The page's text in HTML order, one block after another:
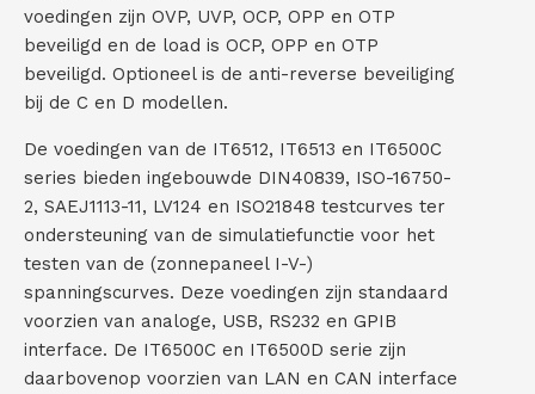
voedingen zijn OVP, UVP, OCP, OPP en OTP
beveiligd en de load is OCP, OPP en OTP
beveiligd. Optioneel is de anti-reverse beveiliging
bij de C en D modellen.
De voedingen van de IT6512, IT6513 en IT6500C
series bieden ingebouwde DIN40839, ISO-16750-
2, SAEJ1113-11, LV124 en ISO21848 testcurves ter
ondersteuning van de simulatiefunctie voor het
testen van de (zonnepaneel I-V-)
spanningscurves. Deze voedingen zijn standaard
voorzien van analoge, USB, RS232 en GPIB
interface. De IT6500C en IT6500D serie zijn
daarbovenop voorzien van LAN en CAN interface